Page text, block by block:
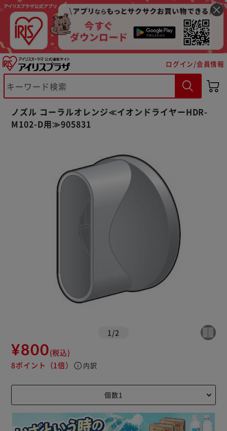
ログイン/会員情報
ノズル コーラルオレンジ≪イオンドライヤーHDR-
M102-D用≫905831
1 /2
¥800(税込)
8ポイント （1倍） info 内訳
※ご確認ください
カートに入れる 購入手続きへ